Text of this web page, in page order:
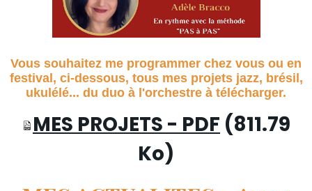
Vous souhaitez me programmer chez vous ou en
festival, ci-dessous, tous mes projets jazz, brésil,
ukulélé... du duo à l'orchestre à télécharger.
MES PROJETS - PDF (811.79
Ko)